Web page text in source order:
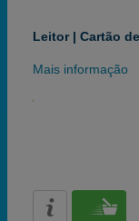
Leitor | Cartão
Mais informação